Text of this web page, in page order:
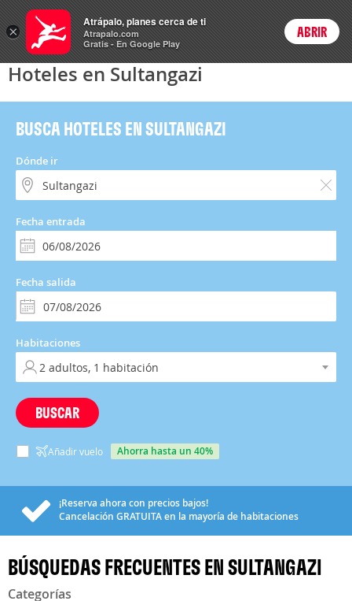
Hoteles Login
Hoteles en Sultangazi
BUSCA HOTELES EN SULTANGAZI
Dónde ir
Fecha entrada
Fecha salida
Habitaciones
BUSCAR
Añadir vuelo ahorra hasta un 40%
¡Reserva ahora con precios bajos!
Cancelación GRATUITAen la mayoría de habitaciones
BÚSQUEDAS FRECUENTES EN SULTANGAZI
Categorías
×
Atrápalo, planes cerca de ti
Atrapalo.com
Gratis - En Google Play
ABRIR